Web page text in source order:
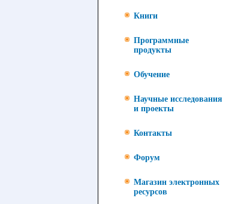
Книги
Программные
продукты
Обучение
Научные исследования
и проекты
Контакты
Форум
Магазин электронных
ресурсов